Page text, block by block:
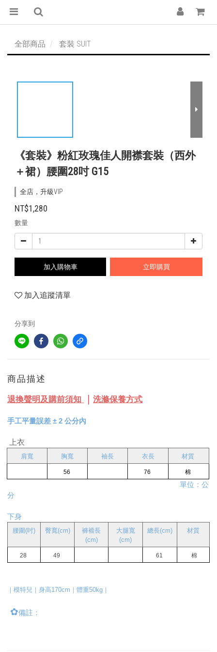
全部商品 套裝 SUIT
《套裝》粉紅玫瑰佳人開襟套裝（西外
＋裙）腰圍28吋 G15
全店，升級VIP
NT$1,280
數量
加入購物車 立即購買
加入追蹤清單
分享到
商品描述
退換聲明及購前須知 洗滌保養方式
手工平量誤差 ± 2 公分內
上衣
肩寬 胸寬 袖長 衣長 材質
56 76 棉
分
下身
腰圍(吋) 臀寬(cm)
褲襠長
(cm)
大腿寬
(cm)
總長(cm) 材質
28 49 61 棉
｜模特兒｜身高170cm｜體重50kg｜
✿備註：